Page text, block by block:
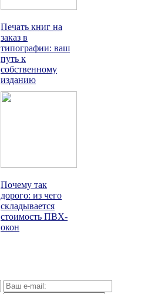
Печать книг на
заказ в
типографии: ваш
путь к
собственному
изданию
Почему так
дорого: из чего
складывается
стоимость ПВХ-
окон